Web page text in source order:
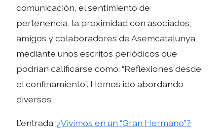
comunicación, el sentimiento de
pertenencia, la proximidad con asociados,
amigos y colaboradores de Asemcatalunya
mediante unos escritos periódicos que
podrían calificarse como: “Reflexiones desde
el confinamiento”. Hemos ido abordando
diversos
L’entrada‘¿Vivimos en un “Gran Hermano”?